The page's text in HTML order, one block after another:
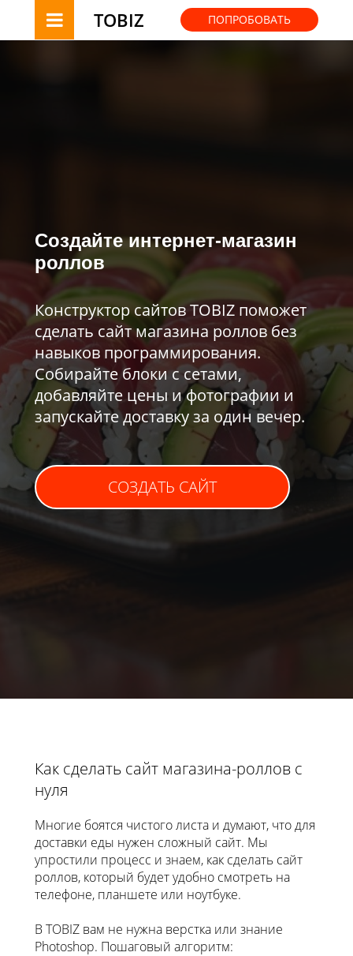
TOBIZ ПОПРОБОВАТЬ
Создайте интернет-магазин
роллов
Конструктор сайтов TOBIZ поможет
сделать сайт магазина роллов без
навыков программирования.
Собирайте блоки с сетами,
добавляйте цены и фотографии и
запускайте доставку за один вечер.
СОЗДАТЬ САЙТ
Как сделать сайт магазина-роллов с
нуля
Многие боятся чистого листа и думают, что для
доставки еды нужен сложный сайт. Мы
упростили процесс и знаем, как сделать сайт
роллов, который будет удобно смотреть на
телефоне, планшете или ноутбуке.
В TOBIZ вам не нужна верстка или знание
Photoshop. Пошаговый алгоритм: